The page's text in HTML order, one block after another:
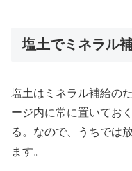
塩土でミネラル
塩土はミネラル補給の
ージ内に常に置いてお
る。なので、うちでは
ます。